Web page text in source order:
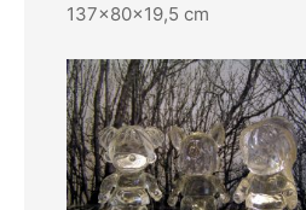
137x80x19,5 cm